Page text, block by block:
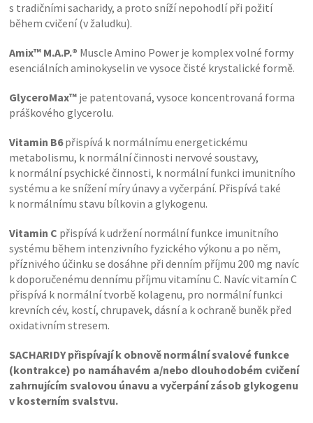
s tradičními sacharidy, a proto sníží nepohodlí při požití
během cvičení (v žaludku).
Amix™ M.A.P.® Muscle Amino Power je komplex volné formy
esenciálních aminokyselin ve vysoce čisté krystalické formě.
GlyceroMax™ je patentovaná, vysoce koncentrovaná forma
práškového glycerolu.
Vitamin B6přispívá k normálnímu energetickému
metabolismu, k normální činnosti nervové soustavy,
k normální psychické činnosti, k normální funkci imunitního
systému a ke snížení míry únavy a vyčerpání. Přispívá také
k normálnímu stavu bílkovin a glykogenu.
Vitamin C přispívá k udržení normální funkce imunitního
systému během intenzivního fyzického výkonu a po něm,
příznivého účinku se dosáhne při denním příjmu 200 mg navíc
k doporučenému dennímu příjmu vitamínu C. Navíc vitamín C
přispívá k normální tvorbě kolagenu, pro normální funkci
krevních cév, kostí, chrupavek, dásní a k ochraně buněk před
oxidativním stresem.
SACHARIDY přispívají k obnově normální svalové funkce
(kontrakce) po namáhavém a/nebo dlouhodobém cvičení
zahrnujícím svalovou únavu a vyčerpání zásob glykogenu
v kosterním svalstvu.